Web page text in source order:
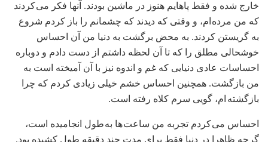
خارج شده و فقط پاهایم هنوز در ماشین بودند. آنها فکر می کردند
که من مرده ام، و وقتی که دیدند که چشمانم را باز کردم شروع
به گریستن کردند. به محض برگشت به دنیا من آن احساس
خوشحالی مطلق را که تا آن لحظه داشتم از دست دادم و دوباره
احساسات عادی دنیایی که غم و اندوه نیز با آن آمیخته است به
من بازگشت. همچنین احساس خشم خیلی زیادی کردم که چرا
بازگشته ام، گویی سرم کلاه رفته است.
احساس می کردم تجربه من ساعت ها به طول انجامیده است،
گرچه ظاهرا در دنیا فقط برای مدت چند دقیقه طول کشیده بود.